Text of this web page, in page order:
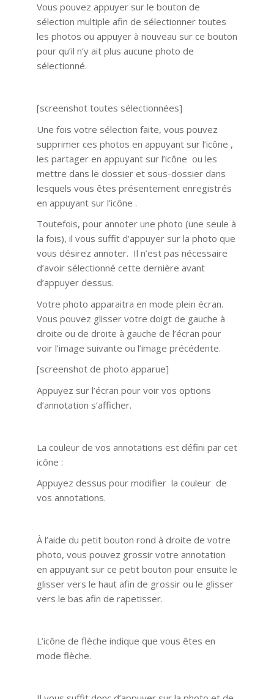
Vous pouvez appuyer sur le bouton de
sélection multiple afin de sélectionner toutes
les photos ou appuyer à nouveau sur ce bouton
pour qu’il n’y ait plus aucune photo de
sélectionné.
[screenshot toutes sélectionnées]
Une fois votre sélection faite, vous pouvez
supprimer ces photos en appuyant sur l’icône ,
les partager en appuyant sur l’icône ou les
mettre dans le dossier et sous-dossier dans
lesquels vous êtes présentement enregistrés
en appuyant sur l’icône .
Toutefois, pour annoter une photo (une seule à
la fois), il vous suffit d’appuyer sur la photo que
vous désirez annoter. Il n’est pas nécessaire
d’avoir sélectionné cette dernière avant
d’appuyer dessus.
Votre photo apparaitra en mode plein écran.
Vous pouvez glisser votre doigt de gauche à
droite ou de droite à gauche de l’écran pour
voir l’image suivante ou l’image précédente.
[screenshot de photo apparue]
Appuyez sur l’écran pour voir vos options
d’annotation s’afficher.
La couleur de vos annotations est défini par cet
icône :
Appuyez dessus pour modifier la couleur de
vos annotations.
À l’aide du petit bouton rond à droite de votre
photo, vous pouvez grossir votre annotation
en appuyant sur ce petit bouton pour ensuite le
glisser vers le haut afin de grossir ou le glisser
vers le bas afin de rapetisser.
L’icône de flèche indique que vous êtes en
mode flèche.